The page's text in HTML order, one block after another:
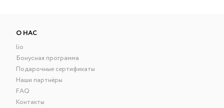
О НАС
lio
Бонусная программа
Подарочные сертификаты
Наши партнёры
FAQ
Контакты